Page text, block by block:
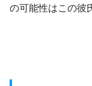
の可能性はこの彼